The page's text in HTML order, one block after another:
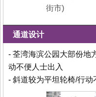
街市)
通道设计
- 荃湾海滨公园大部份地
动不便人士出入
- 斜道较为平坦轮椅/行动